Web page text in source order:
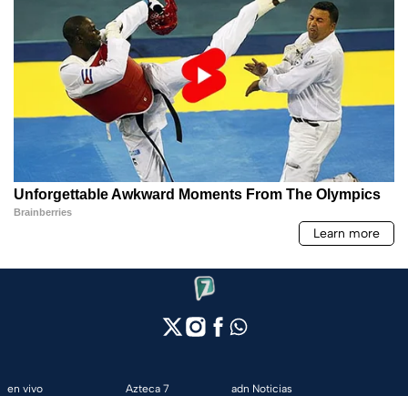
en vivo
Azteca 7
adn Noticias